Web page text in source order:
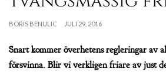
BORIS BENULIC JULI 29, 2016
Snart kommer överhetens regleringar av
försvinna. Blir vi verkligen friare av just